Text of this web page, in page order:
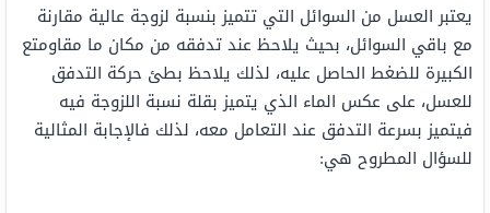
يعتبر العسل من السوائل التي تتميز بنسبة لزوجة عالية مقارنة
مع باقي السوائل، بحيث يلاحظ عند تدفقه من مكان ما مقاومتع
الكبيرة للضغط الحاصل عليه، لذلك يلاحظ بطئ حركة التدفق
للعسل، على عكس الماء الذي يتميز بقلة نسبة اللزوجة فيه
فيتميز بسرعة التدفق عند التعامل معه، لذلك فالإجابة المثالية
للسؤال المطروح هي: